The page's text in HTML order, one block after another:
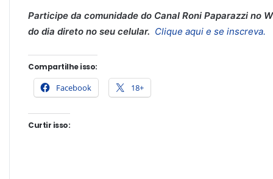
Participe da comunidade do Canal Roni Paparazzi no
do dia direto no seu celular. Clique aqui e se inscreva.
Compartilhe isso:
Facebook 18+
Curtir isso: